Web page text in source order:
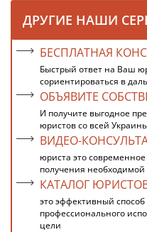
ДРУГИЕ НАШИ
БЕСПЛАТНАЯ
Быстрый ответ на Ваш
сориентироваться в
ОБЪЯВИТЕ
И получите выгодное
юристов со всей
ВИДЕО-
юриста это
получения
КАТАЛОГ
это эффективный
профессионального
цели